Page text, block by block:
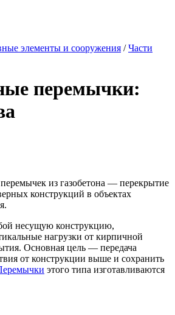
элементы и сооружения /Части
перемычки:
из газобетона — перекрытие
конструкций в объектах
несущую конструкцию,
нагрузки от кирпичной
Основная цель — передача
от конструкции выше и сохранить
этого типа изготавливаются